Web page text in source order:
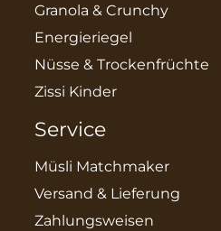
Granola & Crunchy
Energieriegel
Nüsse & Trockenfrüchte
Zissi Kinder
Service
Müsli Matchmaker
Versand & Lieferung
Zahlungsweisen